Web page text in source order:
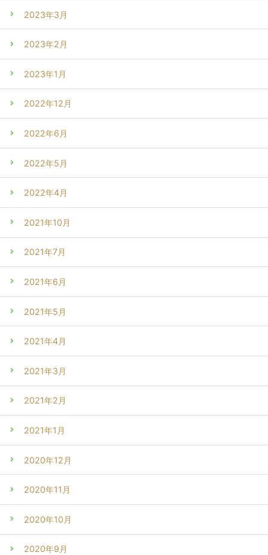
2023年3月
2023年2月
2023年1月
2022年12月
2022年6月
2022年5月
2022年4月
2021年10月
2021年7月
2021年6月
2021年5月
2021年4月
2021年3月
2021年2月
2021年1月
2020年12月
2020年11月
2020年10月
2020年9月